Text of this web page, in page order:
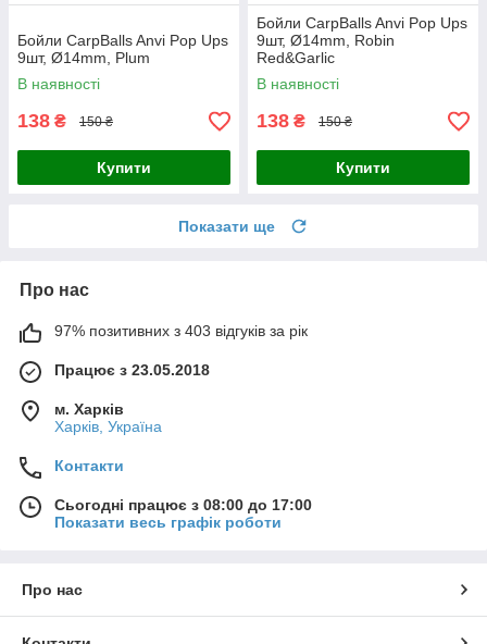
Бойли CarpBalls Anvi Pop Ups
9шт, Ø14mm, Plum
В наявності
138 ₴ 150 ₴
Купити
Бойли CarpBalls Anvi Pop Ups
9шт, Ø14mm, Robin
Red&Garlic
В наявності
138 ₴ 150 ₴
Купити
Показати ще
Про нас
97% позитивних з 403 відгуків за рік
Працює з 23.05.2018
м. Харків
Харків, Україна
Контакти
Сьогодні працює з 08:00 до 17:00
Показати весь графік роботи
Про нас